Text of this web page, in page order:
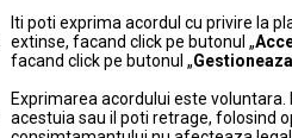
Iti poti exprima acordul cu privire la
extinse, facand click pe butonul „
facand click pe butonul „
Exprimarea acordului este
acestuia sau il poti retrage, folosind
Politica de Confidentialitate
Termeni si conditii
Politica cookies
Modifica setarile de
Informatii garantie